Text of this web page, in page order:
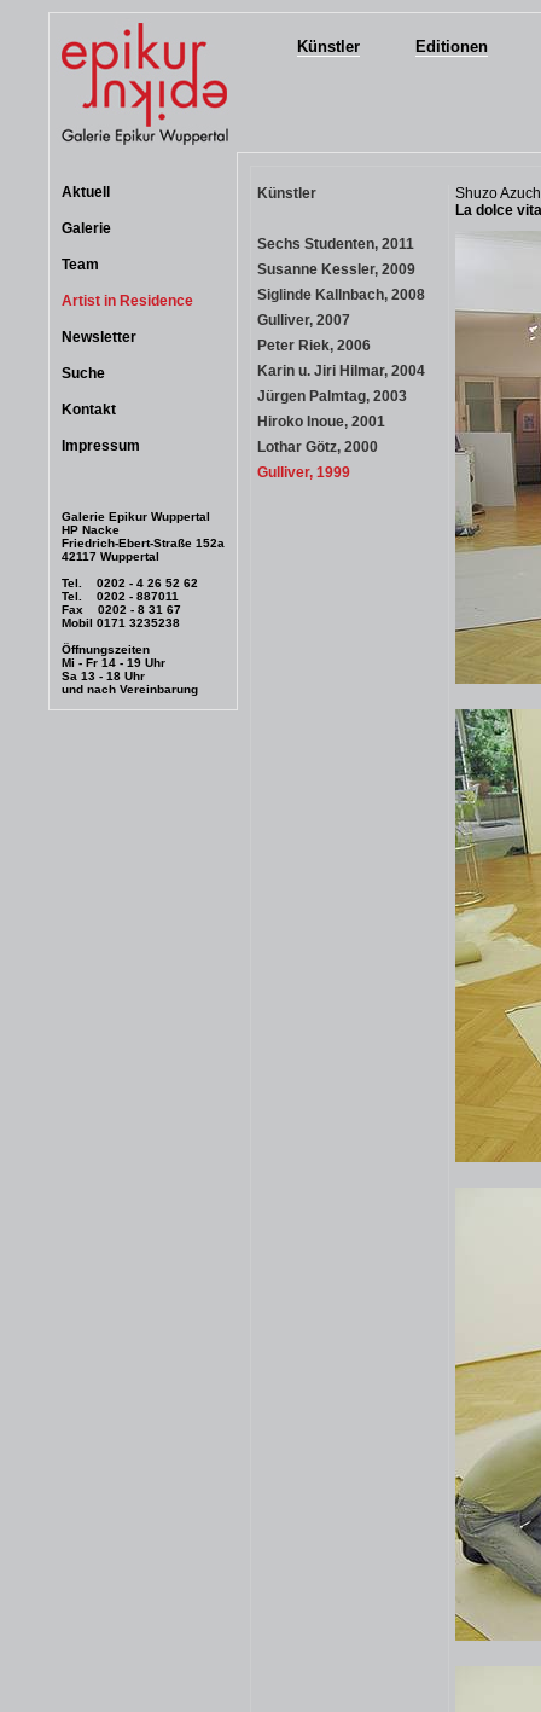
Künstler Editionen
Aktuell
Galerie
Team
Artist in Residence
Newsletter
Suche
Kontakt
Impressum
Galerie Epikur Wuppertal
HP Nacke
Friedrich-Ebert-Straße 152a
42117 Wuppertal
Tel. 0202 - 4 26 52 62
Tel. 0202 - 887011
Fax 0202 - 8 31 67
Mobil 0171 3235238
Öffnungszeiten
Mi - Fr 14 - 19 Uhr
Sa 13 - 18 Uhr
und nach Vereinbarung
Künstler
Sechs Studenten, 2011
Susanne Kessler, 2009
Siglinde Kallnbach, 2008
Gulliver, 2007
Peter Riek, 2006
Karin u. Jiri Hilmar, 2004
Jürgen Palmtag, 2003
Hiroko Inoue, 2001
Lothar Götz, 2000
Gulliver, 1999
Shuzo
La dolce vita